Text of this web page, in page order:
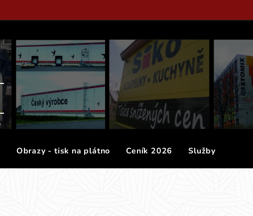
Obrazy - tisk na plátno Ceník 2026 Služby